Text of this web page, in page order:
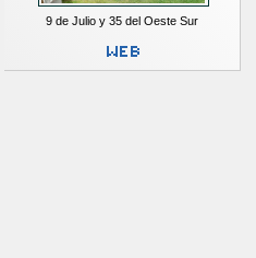
9 de Julio y 35 del Oeste Sur